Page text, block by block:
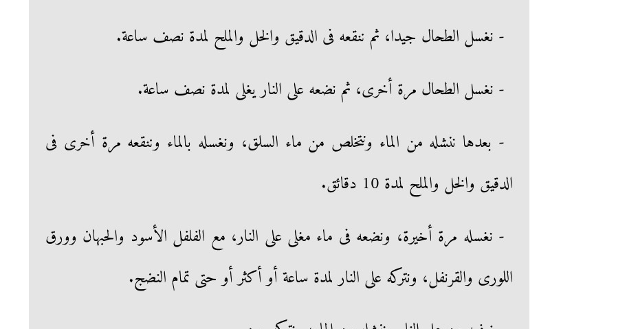
- نغسل الطحال جيدا، ثم ننقعه فى الدقيق والخل والملح لمدة نصف ساعة.
- نغسل الطحال مرة أخرى، ثم نضعه على النار يغلى لمدة نصف ساعة.
- بعدها ننشله من الماء ونتخلص من ماء السلق، ونغسله بالماء وننقعه مرة أخرى فى
الدقيق والخل والملح لمدة 10 دقائق.
- نغسله مرة أخيرة، ونضعه فى ماء مغلى على النار، مع الفلفل الأسود والحبهان وورق
اللورى والقرنفل، ونتركه على النار لمدة ساعة أو أكثر أو حتى تمام النضج.